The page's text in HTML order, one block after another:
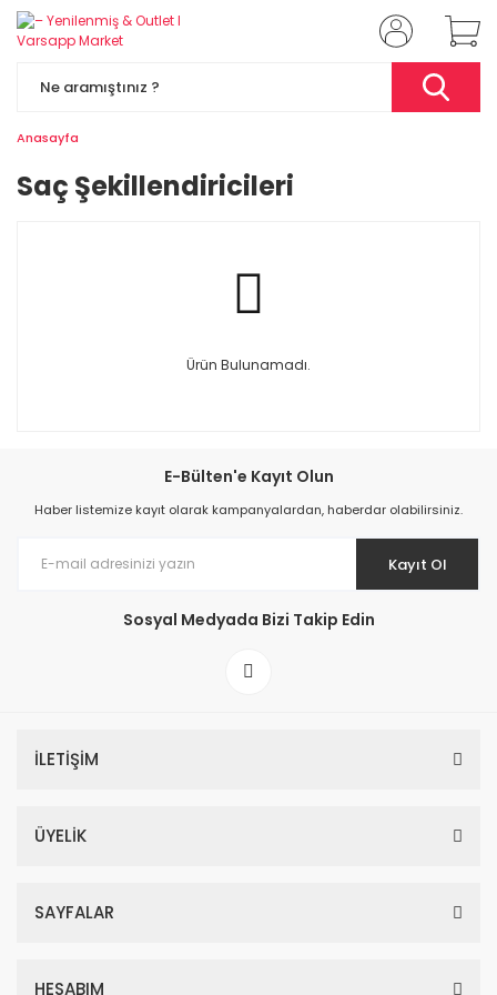
Anasayfa
Saç Şekillendiricileri
Ürün Bulunamadı.
E-Bülten'e Kayıt Olun
Haber listemize kayıt olarak kampanyalardan, haberdar olabilirsiniz.
Kayıt Ol
Sosyal Medyada Bizi Takip Edin
İLETİŞİM
ÜYELİK
SAYFALAR
HESABIM